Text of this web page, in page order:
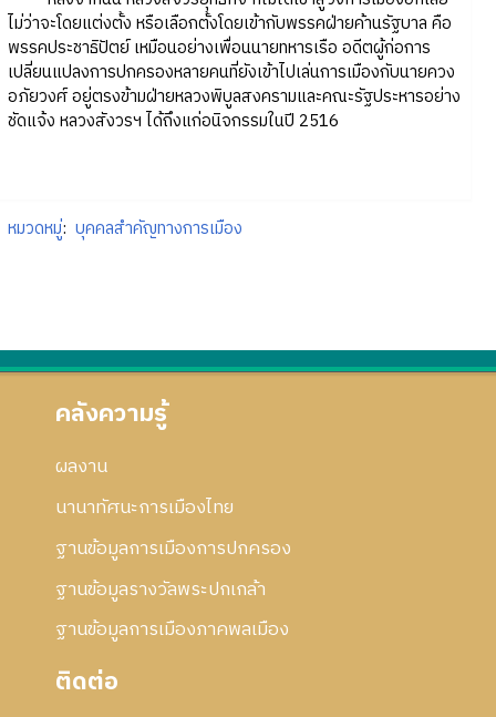
ไม่ว่าจะโดยแต่งตั้ง หรือเลือกตั้งโดยเข้ากับพรรคฝ่ายค้านรัฐบาล คือ
พรรคประชาธิปัตย์ เหมือนอย่างเพื่อนนายทหารเรือ อดีตผู้ก่อการ
เปลี่ยนแปลงการปกครองหลายคนที่ยังเข้าไปเล่นการเมืองกับนายควง
อภัยวงศ์ อยู่ตรงข้ามฝ่ายหลวงพิบูลสงครามและคณะรัฐประหารอย่าง
ชัดแจ้ง หลวงสังวรฯ ได้ถึงแก่อนิจกรรมในปี 2516
หมวดหมู่: บุคคลสำคัญทางการเมือง
คลังความรู้
ผลงาน
นานาทัศนะการเมืองไทย
ฐานข้อมูลการเมืองการปกครอง
ฐานข้อมูลรางวัลพระปกเกล้า
ฐานข้อมูลการเมืองภาคพลเมือง
ติดต่อ